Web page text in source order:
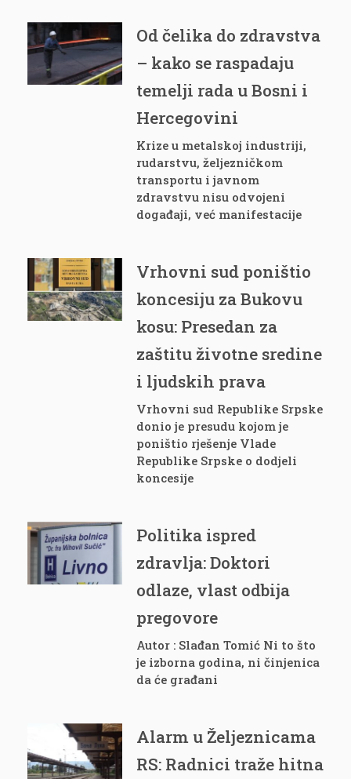
Od čelika do zdravstva
– kako se raspadaju
temelji rada u Bosni i
Hercegovini
Krize u metalskoj industriji,
rudarstvu, željezničkom
transportu i javnom
zdravstvu nisu odvojeni
događaji, već manifestacije
Vrhovni sud poništio
koncesiju za Bukovu
kosu: Presedan za
zaštitu životne sredine
i ljudskih prava
Vrhovni sud Republike Srpske
donio je presudu kojom je
poništio rješenje Vlade
Republike Srpske o dodjeli
koncesije
Politika ispred
zdravlja: Doktori
odlaze, vlast odbija
pregovore
Autor : Slađan Tomić Ni to što
je izborna godina, ni činjenica
da će građani
Alarm u Željeznicama
RS: Radnici traže hitna